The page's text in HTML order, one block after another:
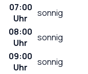
07:00
Uhr
sonnig
08:00
Uhr
sonnig
09:00
Uhr
sonnig